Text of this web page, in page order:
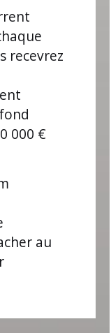
recevrez
000 €
au